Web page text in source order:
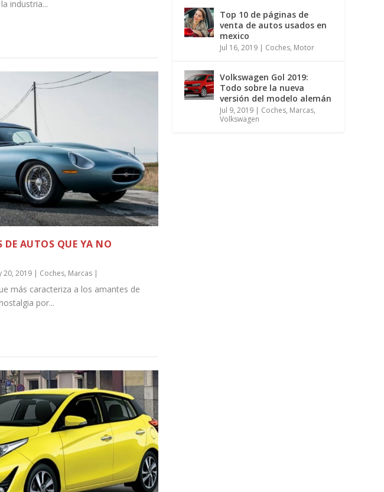
industria...
DE AUTOS QUE YA NO
20, 2019| Coches, Marcas|
más caracteriza a los amantes de
por...
Top 10 de páginas de
venta de autos usados en
mexico
Jul 16, 2019 | Coches, Motor
Volkswagen Gol 2019:
Todo sobre la nueva
versión del modelo alemán
Jul 9, 2019 | Coches, Marcas,
Volkswagen